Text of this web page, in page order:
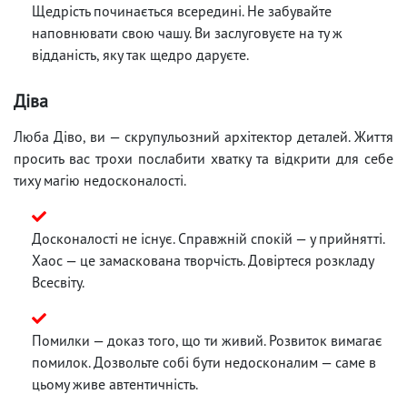
Щедрість починається всередині. Не забувайте
наповнювати свою чашу. Ви заслуговуєте на ту ж
відданість, яку так щедро даруєте.
Діва
Люба Діво, ви — скрупульозний архітектор деталей. Життя
просить вас трохи послабити хватку та відкрити для себе
тиху магію недосконалості.
Досконалості не існує. Справжній спокій — у прийнятті.
Хаос — це замаскована творчість. Довіртеся розкладу
Всесвіту.
Помилки — доказ того, що ти живий. Розвиток вимагає
помилок. Дозвольте собі бути недосконалим — саме в
цьому живе автентичність.